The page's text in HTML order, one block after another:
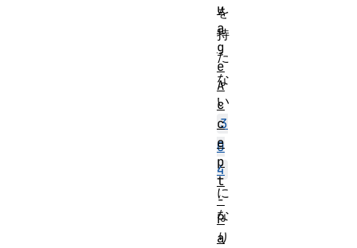
を
持
た
な
い
3
0
4
に
な
り
u
a
g
e
A
c
c
e
p
t
-
P
a